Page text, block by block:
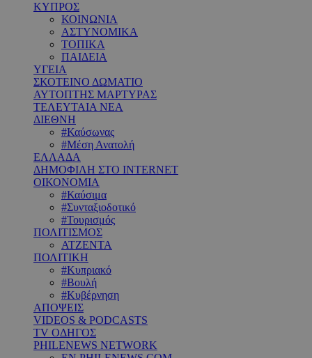
ΚΥΠΡΟΣ
ΚΟΙΝΩΝΙΑ
ΑΣΤΥΝΟΜΙΚΑ
ΤΟΠΙΚΑ
ΠΑΙΔΕΙΑ
ΥΓΕΙΑ
ΣΚΟΤΕΙΝΟ ΔΩΜΑΤΙΟ
ΑΥΤΟΠΤΗΣ ΜΑΡΤΥΡΑΣ
ΤΕΛΕΥΤΑΙΑ ΝΕΑ
ΔΙΕΘΝΗ
#Καύσωνας
#Μέση Ανατολή
ΕΛΛΑΔΑ
ΔΗΜΟΦΙΛΗ ΣΤΟ INTERNET
ΟΙΚΟΝΟΜΙΑ
#Καύσιμα
#Συνταξιοδοτικό
#Τουρισμός
ΠΟΛΙΤΙΣΜΟΣ
ΑΤΖΕΝΤΑ
ΠΟΛΙΤΙΚΗ
#Κυπριακό
#Βουλή
#Κυβέρνηση
ΑΠΟΨΕΙΣ
VIDEOS & PODCASTS
TV ΟΔΗΓΟΣ
PHILENEWS NETWORK